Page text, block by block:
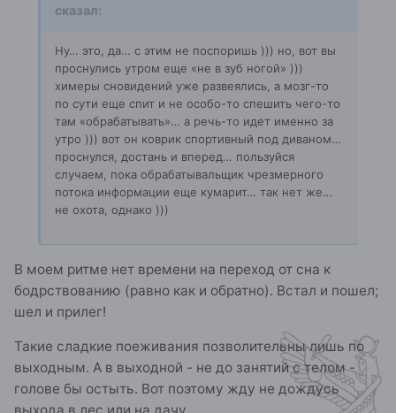
сказал:
Ну… это, да… с этим не поспоришь ))) но, вот вы
проснулись утром еще «не в зуб ногой» )))
химеры сновидений уже развеялись, а мозг-то
по сути еще спит и не особо-то спешить чего-то
там «обрабатывать»… а речь-то идет именно за
утро ))) вот он коврик спортивный под диваном…
проснулся, достань и вперед… пользуйся
случаем, пока обрабатывальщик чрезмерного
потока информации еще кумарит… так нет же…
не охота, однако )))
В моем ритме нет времени на переход от сна к
бодрствованию (равно как и обратно). Встал и пошел;
шел и прилег!
Такие сладкие поеживания позволительны лишь по
выходным. А в выходной - не до занятий с телом -
голове бы остыть. Вот поэтому жду не дождусь